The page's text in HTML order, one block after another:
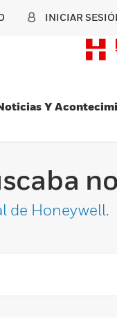
INICIAR
Y
de Honeywell.